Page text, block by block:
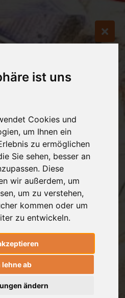
ist uns
Cookies und
um Ihnen ein
zu ermöglichen
Sie sehen, besser an
Diese
wir außerdem, um
um zu verstehen,
kommen oder um
zu entwickeln.
lehne ab
ändern